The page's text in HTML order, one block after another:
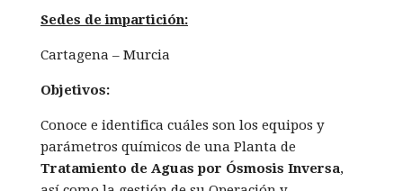
Sedes de impartición:
Cartagena – Murcia
Objetivos:
Conoce e identifica cuáles son los equipos y
parámetros químicos de una Planta de
Tratamiento de Aguas por Ósmosis Inversa,